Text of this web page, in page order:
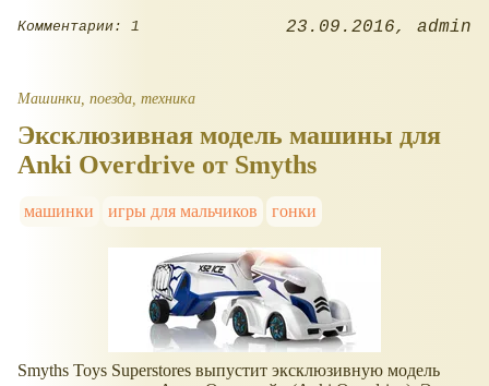
Комментарии: 1 23.09.2016 admin
Машинки, поезда, техника
Эксклюзивная модель машины для
Anki Overdrive от Smyths
машинки игры для мальчиков гонки
Smyths Toys Superstores выпустит эксклюзивную модель